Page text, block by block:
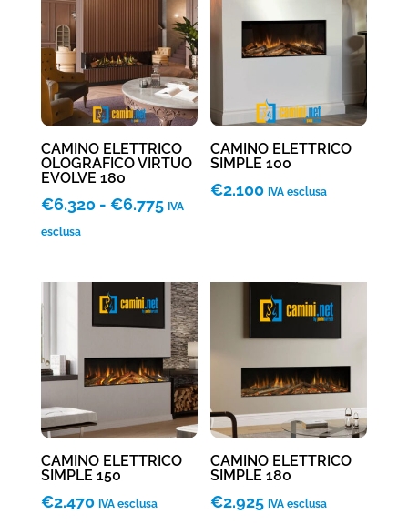
€6.185
a
€6.480
CAMINO ELETTRICO
OLOGRAFICO VIRTUO
EVOLVE 180
€6.320 - €6.775Fascia
€6.320
a
€6.775
IVA
esclusa
CAMINO ELETTRICO
SIMPLE 100
€2.100 IVA esclusa
CAMINO ELETTRICO
SIMPLE 150
€2.470 IVA esclusa
CAMINO ELETTRICO
SIMPLE 180
€2.925 IVA esclusa